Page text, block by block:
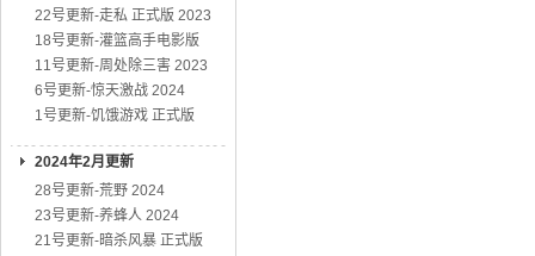
22号更新-走私 正式版 2023
18号更新-灌篮高手电影版
11号更新-周处除三害 2023
6号更新-惊天激战 2024
1号更新-饥饿游戏 正式版
2024年2月更新
28号更新-荒野 2024
23号更新-养蜂人 2024
21号更新-暗杀风暴 正式版